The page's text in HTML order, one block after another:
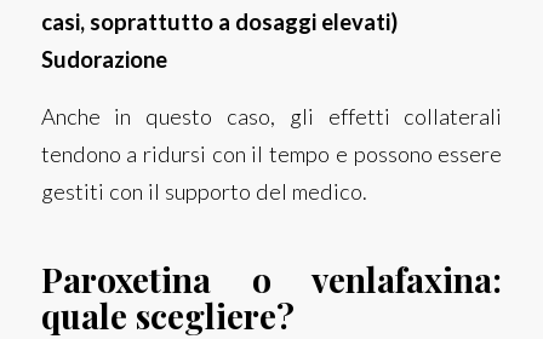
casi, soprattutto a dosaggi elevati)
Sudorazione
Anche in questo caso, gli effetti collaterali
tendono a ridursi con il tempo e possono essere
gestiti con il supporto del medico.
Paroxetina o venlafaxina:
quale scegliere?